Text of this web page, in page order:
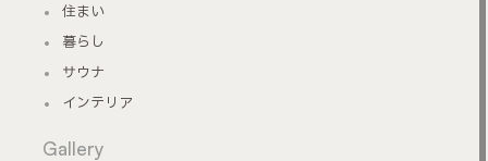
住まい
暮らし
サウナ
インテリア
Gallery